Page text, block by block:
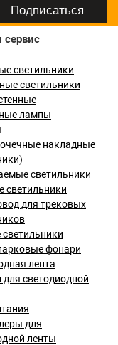
сервис
светильники
светильники
лампы
накладные
светильники
светильники
для трековых
фонари
лента
светодиодной
для
ленты